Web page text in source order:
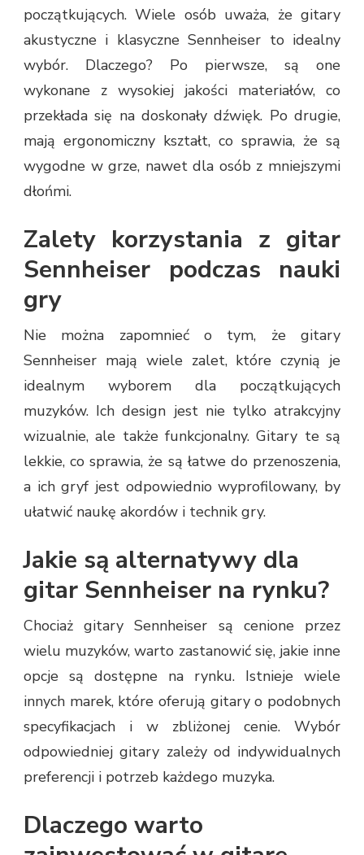
początkujących. Wiele osób uważa, że gitary
akustyczne i klasyczne Sennheiser to idealny
wybór. Dlaczego? Po pierwsze, są one
wykonane z wysokiej jakości materiałów, co
przekłada się na doskonały dźwięk. Po drugie,
mają ergonomiczny kształt, co sprawia, że są
wygodne w grze, nawet dla osób z mniejszymi
dłońmi.
Zalety korzystania z gitar
Sennheiser podczas nauki
gry
Nie można zapomnieć o tym, że gitary
Sennheiser mają wiele zalet, które czynią je
idealnym wyborem dla początkujących
muzyków. Ich design jest nie tylko atrakcyjny
wizualnie, ale także funkcjonalny. Gitary te są
lekkie, co sprawia, że są łatwe do przenoszenia,
a ich gryf jest odpowiednio wyprofilowany, by
ułatwić naukę akordów i technik gry.
Jakie są alternatywy dla
gitar Sennheiser na rynku?
Chociaż gitary Sennheiser są cenione przez
wielu muzyków, warto zastanowić się, jakie inne
opcje są dostępne na rynku. Istnieje wiele
innych marek, które oferują gitary o podobnych
specyfikacjach i w zbliżonej cenie. Wybór
odpowiedniej gitary zależy od indywidualnych
preferencji i potrzeb każdego muzyka.
Dlaczego warto